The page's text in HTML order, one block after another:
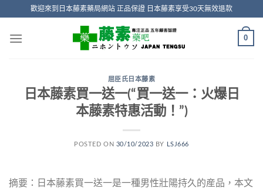
content
歡迎來到日本藤素藥局網站 正品保證 日本藤素享受30天無效退款
0
屈臣氏日本藤素
日本藤素買一送一(“買一送一：火爆日
本藤素特惠活動！”)
POSTED ON 30/10/2023 BY LSJ666
摘要：日本藤素買一送一是一種男性壯陽持久的産品，本文